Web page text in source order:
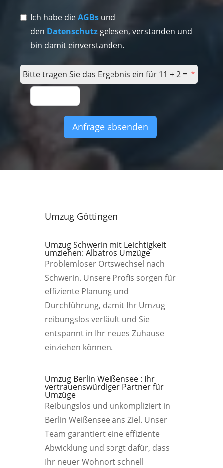
Ich habe dieAGBs und
den Datenschutzgelesen, verstanden und
bin damit einverstanden.
Bitte tragen Sie das Ergebnis ein für 11 + 2 =
Anfrage absenden
Umzug Göttingen
Umzug Schwerin mit Leichtigkeit
umziehen: Albatros Umzüge
Problemloser Ortswechsel nach
Schwerin. Unsere Profis sorgen für
effiziente Planung und
Durchführung, damit Ihr Umzug
reibungslos verläuft und Sie
entspannt in Ihr neues Zuhause
einziehen können.
Umzug Berlin Weißensee : Ihr
vertrauenswürdiger Partner für
Umzüge
Reibungslos und unkompliziert in
Berlin Weißensee ans Ziel. Unser
Team garantiert eine effiziente
Abwicklung und sorgt dafür, dass
Ihr neuer Wohnort schnell